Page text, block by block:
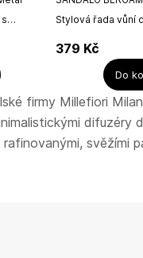
Stylová řada vůní
se zasune do
osvěžení auta na
Vyroben z...
g
379 Kč
Do
firmy Millefiori
difuzéry
svěžími